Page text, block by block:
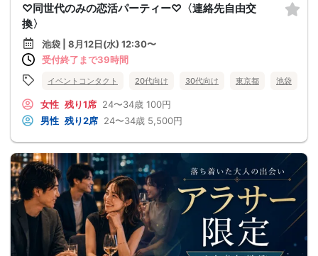
♡同世代のみの恋活パーティー♡〈連絡先自由交
換〉
池袋 | 8月12日(水) 12:30〜
受付終了まで39時間
イベントコンタクト 20代向け 30代向け 東京都 池袋
女性 残り1席 24〜34歳 100円
男性 残り2席 24〜34歳 5,500円